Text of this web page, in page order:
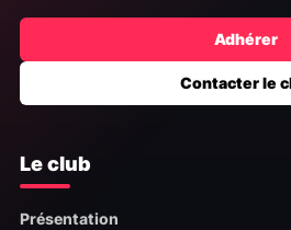
Adhérer
Contacter le
Le club
Présentation